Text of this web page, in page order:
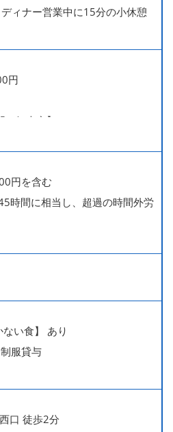
ィナー営業中に15分の小休憩
円
短大卒】
[月10日休みの月給34万円] の
す。
たします。
円を含む
時間に相当し、超過の時間外労
い食】 あり
服貸与
口 徒歩2分